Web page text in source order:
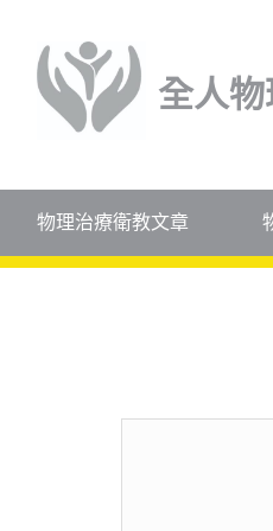
全人
物理治療衛教文章